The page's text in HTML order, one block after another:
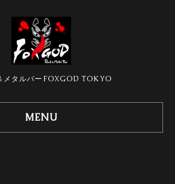
メタルバーFOXGOD TOKYO
MENU